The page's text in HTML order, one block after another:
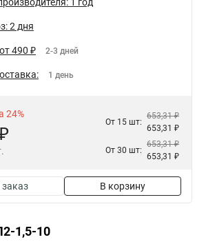
1 год
2 дня
490 ₽ 2-3 дней
1 день
24%
От 15 шт:
653,31 ₽
653,31 ₽
От 30 шт:
653,31 ₽
653,31 ₽
В корзину
1,5-10